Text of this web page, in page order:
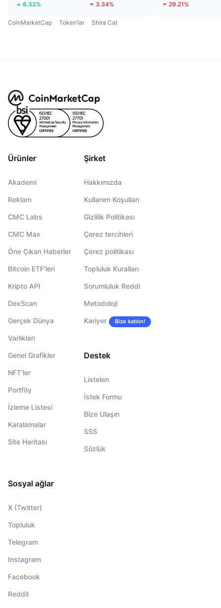
6.33% 3.34% 29.21%
CoinMarketCap Token’lar Shira Cat
Ürünler
Akademi
Reklam
CMC Labs
CMC Max
Öne Çıkan Haberler
Bitcoin ETF'leri
Kripto API
DexScan
Gerçek Dünya
Varlıkları
Genel Grafikler
NFT'ler
Portföy
İzleme Listesi
Karalamalar
Site Haritası
Şirket
Hakkımızda
Kullanım Koşulları
Gizlilik Politikası
Çerez tercihleri
Çerez politikası
Topluluk Kuralları
Sorumluluk Reddi
Metodoloji
Kariyer Bize katılın!
Destek
Listelen
İstek Formu
Bize Ulaşın
SSS
Sözlük
Sosyal ağlar
X (Twitter)
Topluluk
Telegram
Instagram
Facebook
Reddit